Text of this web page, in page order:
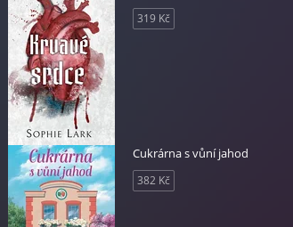
319 Kč
Cukrárna s vůní jahod
382 Kč